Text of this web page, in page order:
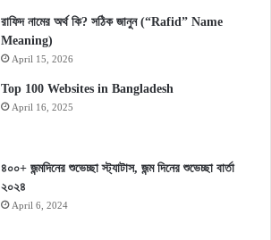
রাফিদ নামের অর্থ কি? সঠিক জানুন (“Rafid” Name
Meaning)
April 15, 2026
Top 100 Websites in Bangladesh
April 16, 2025
৪০০+ জন্মদিনের শুভেচ্ছা স্ট্যাটাস, জন্ম দিনের শুভেচ্ছা বার্তা
২০২৪
April 6, 2024